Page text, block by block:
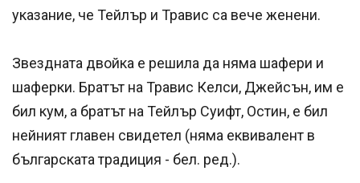
указание, че Тейлър и Травис са вече женени.
Звездната двойка е решила да няма шафери и
шаферки. Братът на Травис Келси, Джейсън, им е
бил кум, а братът на Тейлър Суифт, Остин, е бил
нейният главен свидетел (няма еквивалент в
българската традиция - бел. ред.).